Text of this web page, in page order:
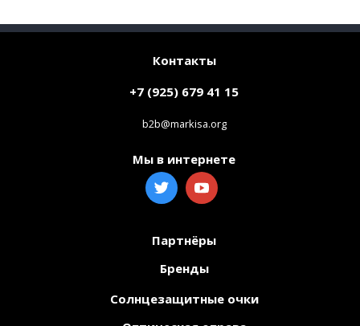
Контакты
+7 (925) 679 41 15
b2b@markisa.org
Мы в интернете
Партнёры
Бренды
Солнцезащитные очки